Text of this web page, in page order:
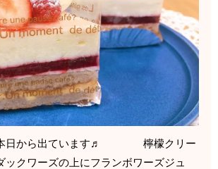
本日から出ています♬ 檸檬クリー
ックワーズの上にフランボワーズジュ